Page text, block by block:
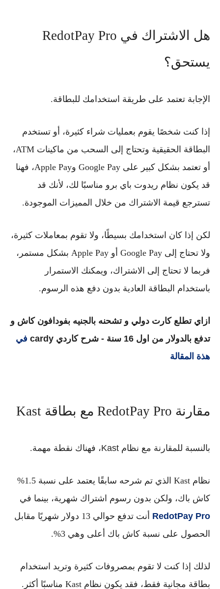
هل الاشتراك في RedotPay Pro
يستحق؟
الإجابة تعتمد على طريقة استخدامك للبطاقة.
إذا كنت شخصًا يقوم بعمليات شراء كثيرة، أو تستخدم
البطاقة الحقيقية وتحتاج إلى السحب من ماكينات ATM،
أو تعتمد بشكل كبير على Google Pay وApple Pay، فهنا
قد يكون نظام ريدوت باي برو مناسبًا لك، لأنك قد
تسترجع قيمة الاشتراك من خلال المميزات الموجودة.
لكن إذا كان استخدامك بسيطًا، ولا تقوم بمعاملات كثيرة،
ولا تحتاج إلى Google Pay أو Apple Pay بشكل مستمر،
فربما لا تحتاج إلى الاشتراك، ويمكنك الاستمرار
باستخدام البطاقة العادية بدون دفع هذه الرسوم.
ازاي تطلع كارت دولي و تشحنه بالجنيه بفودافون كاش و
تدفع بالدولار من اول 16 سنة - شرح كاردي cardy
في
هذة المقالة
مقارنة RedotPay Pro مع بطاقة Kast
بالنسبة للمقارنة مع نظام Kast، فهناك نقطة مهمة.
نظام Kast الذي تم شرحه سابقًا يعتمد على نسبة 1.5%
كاش باك، ولكن بدون رسوم اشتراك شهرية، بينما في
RedotPay Pro
أنت تدفع حوالي 13 دولار شهريًا مقابل
الحصول على نسبة كاش باك أعلى وهي 3%.
لذلك إذا كنت لا تقوم بمصروفات كثيرة وتريد استخدام
بطاقة مجانية فقط، فقد يكون نظام Kast مناسبًا أكثر.